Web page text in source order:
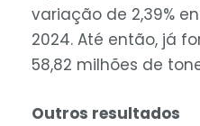
variação de 2,39%
2024. Até então, já
58,82 milhões de
Outros resultados